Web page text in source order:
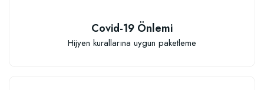
Covid-19 Önlemi
Hijyen kurallarına uygun paketleme